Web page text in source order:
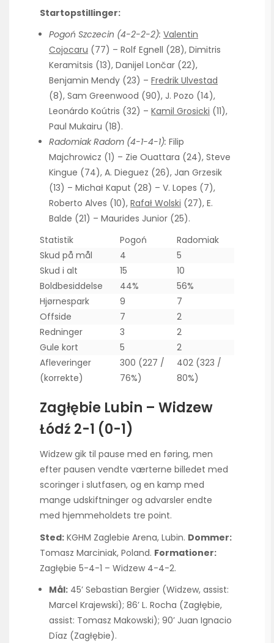
Startopstillinger:
Pogoń Szczecin (4-2-2-2): Valentin
Cojocaru (77) – Rolf Egnell (28), Dimitris
Keramitsis (13), Danijel Lončar (22),
Benjamin Mendy (23) – Fredrik Ulvestad
(8), Sam Greenwood (90), J. Pozo (14),
Leonárdo Koútris (32) – Kamil Grosicki (11),
Paul Mukairu (18).
Radomiak Radom (4-1-4-1): Filip
Majchrowicz (1) – Zie Ouattara (24), Steve
Kingue (74), A. Dieguez (26), Jan Grzesik
(13) – Michał Kaput (28) – V. Lopes (7),
Roberto Alves (10), Rafał Wolski (27), E.
Balde (21) – Maurides Junior (25).
Statistik
Pogoń
Radomiak
Skud på mål
4
5
Skud i alt
15
10
Boldbesiddelse
44%
56%
Hjørnespark
9
7
Offside
7
2
Redninger
3
2
Gule kort
5
2
Afleveringer
(korrekte)
300 (227 /
76%)
402 (323 /
80%)
Zagłębie Lubin – Widzew
Łódź 2-1 (0-1)
Widzew gik til pause med en føring, men
efter pausen vendte værterne billedet med
scoringer i slutfasen, og en kamp med
mange udskiftninger og advarsler endte
med hjemmeholdets tre point.
Sted: KGHM Zaglebie Arena, Lubin. Dommer:
Tomasz Marciniak, Poland. Formationer:
Zagłębie 5-4-1 – Widzew 4-4-2.
Mål: 45’ Sebastian Bergier (Widzew, assist:
Marcel Krajewski); 86’ L. Rocha (Zagłębie,
assist: Tomasz Makowski); 90’ Juan Ignacio
Díaz (Zagłębie).